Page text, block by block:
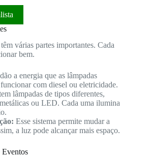
várias partes importantes. Cada
bem.
a energia que as lâmpadas
com diesel ou eletricidade.
lâmpadas de tipos diferentes,
ou LED. Cada uma ilumina
Esse sistema permite mudar a
a luz pode alcançar mais espaço.
Eventos